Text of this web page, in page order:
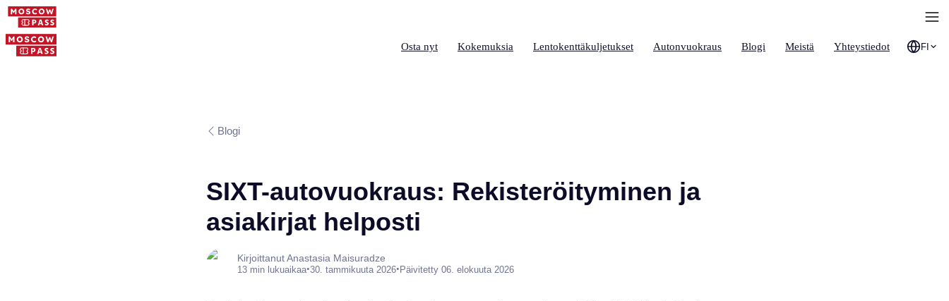
Osta nyt Kokemuksia Lentokenttäkuljetukset Autonvuokraus Blogi Meistä Yhteystiedot FI
Blogi
SIXT-autovuokraus: Rekisteröityminen ja
asiakirjat helposti
Kirjoittanut Anastasia Maisuradze
13 min lukuaikaa•30. tammikuuta 2026•Päivitetty 06. elokuuta 2026